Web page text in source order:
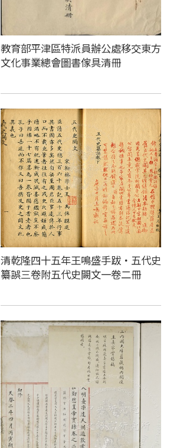
教育部平津區特派員辦公處移交東方
文化事業總會圖書傢具清冊
清乾隆四十五年王鳴盛手跋‧五代史
纂誤三卷附五代史闕文一卷二冊